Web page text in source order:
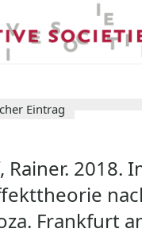
Eintrag
2018.
Frankfurt